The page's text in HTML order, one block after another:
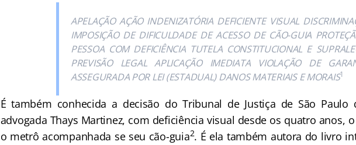
APELAÇÃO AÇÃO INDENIZATÓRIA DEFICIENTE VISUAL
IMPOSIÇÃO DE DIFICULDADE DE ACESSO DE CÃO-GUIA
PESSOA COM DEFICIÊNCIA TUTELA CONSTITUCIONAL E
PREVISÃO LEGAL APLICAÇÃO IMEDIATA VIOLAÇÃO DE
ASSEGURADA POR LEI (ESTADUAL) DANOS MATERIAIS E MORAIS1
É também conhecida a decisão do Tribunal de Justiça de São Paulo
advogada Thays Martinez, com deficiência visual desde os quatro anos,
o metrô acompanhada se seu cão-guia2. É ela também autora do livro